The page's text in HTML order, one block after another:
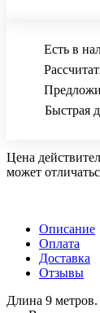
Есть в
Быстрая
Цена
может
Описание
Оплата
Доставка
Отзывы
Длина 9